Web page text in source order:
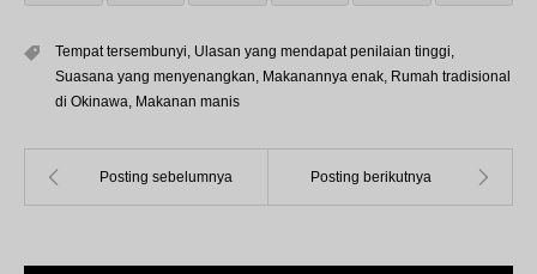
Tempat tersembunyi, Ulasan yang mendapat penilaian tinggi,
Suasana yang menyenangkan, Makanannya enak, Rumah tradisional
di Okinawa, Makanan manis